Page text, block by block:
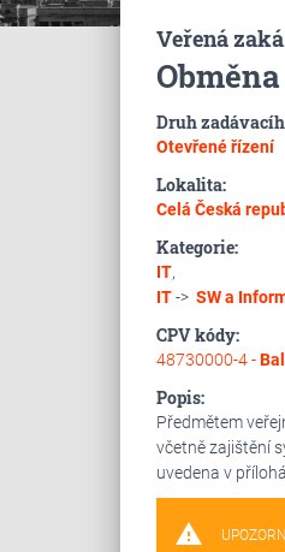
Veřená
Druh
Otevřené řízení
Lokalita:
Celá Česká
Kategorie:
IT,
IT-> SW a
CPV kódy:
48730000-4 -
Popis:
Předmětem
včetně zajištění
uvedena v
warning